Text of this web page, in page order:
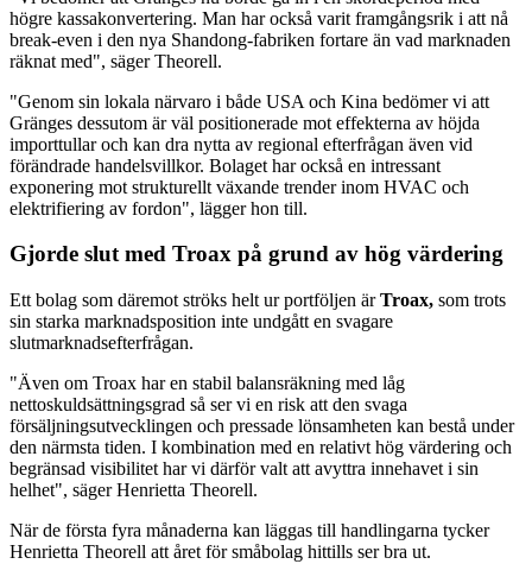
högre kassakonvertering. Man har också varit framgångsrik i att nå
break-even i den nya Shandong-fabriken fortare än vad marknaden
räknat med", säger Theorell.
"Genom sin lokala närvaro i både USA och Kina bedömer vi att
Gränges dessutom är väl positionerade mot effekterna av höjda
importtullar och kan dra nytta av regional efterfrågan även vid
förändrade handelsvillkor. Bolaget har också en intressant
exponering mot strukturellt växande trender inom HVAC och
elektrifiering av fordon", lägger hon till.
Gjorde slut med Troax på grund av hög värdering
Ett bolag som däremot ströks helt ur portföljen ärTroax, som trots
sin starka marknadsposition inte undgått en svagare
slutmarknadsefterfrågan.
"Även om Troax har en stabil balansräkning med låg
nettoskuldsättningsgrad så ser vi en risk att den svaga
försäljningsutvecklingen och pressade lönsamheten kan bestå under
den närmsta tiden. I kombination med en relativt hög värdering och
begränsad visibilitet har vi därför valt att avyttra innehavet i sin
helhet", säger Henrietta Theorell.
När de första fyra månaderna kan läggas till handlingarna tycker
Henrietta Theorell att året för småbolag hittills ser bra ut.